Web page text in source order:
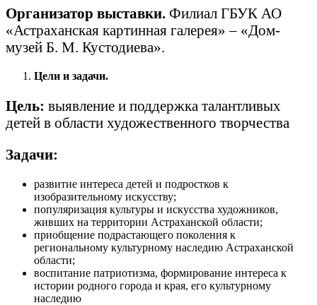
Организатор выставки. Филиал ГБУК АО
«Астраханская картинная галерея» – «Дом-
музей Б. М. Кустодиева».
Цели и задачи.
Цель: выявление и поддержка талантливых
детей в области художественного творчества
Задачи:
развитие интереса детей и подростков к
изобразительному искусству;
популяризация культуры и искусства художников,
живших на территории Астраханской области;
приобщение подрастающего поколения к
региональному культурному наследию Астраханской
области;
воспитание патриотизма, формирование интереса к
истории родного города и края, его культурному
наследию